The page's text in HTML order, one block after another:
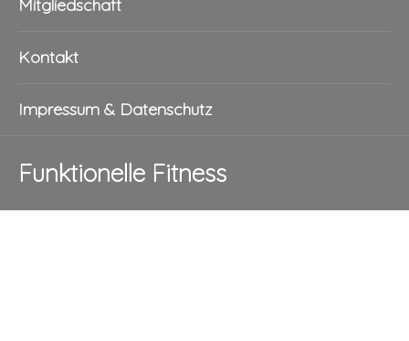
Mitgliedschaft
Kontakt
Impressum & Datenschutz
Funktionelle Fitness